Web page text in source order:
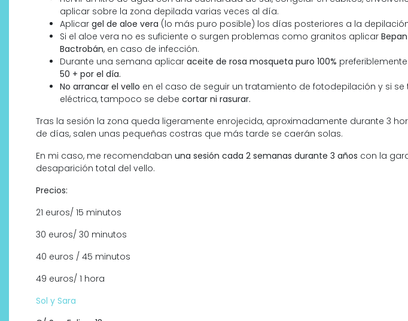
aplicar sobre la zona depilada varias veces al día.
Aplicar gel de aloe vera (lo más puro posible) los días posteriores a la
Si el aloe vera no es suficiente o surgen problemas como granitos aplicar
Bactrobán, en caso de infección.
Durante una semana aplicar aceite de rosa mosqueta puro 100%
50 + por el día.
No arrancar el vello en el caso de seguir un tratamiento de fotodepilación y si
eléctrica, tampoco se debe cortar ni rasurar.
Tras la sesión la zona queda ligeramente enrojecida, aproximadamente durante 3
de días, salen unas pequeñas costras que más tarde se caerán solas.
En mi caso, me recomendaban una sesión cada 2 semanas durante 3 años con la
desaparición total del vello.
Precios:
21 euros/ 15 minutos
30 euros/ 30 minutos
40 euros / 45 minutos
49 euros/ 1 hora
Sol y Sara